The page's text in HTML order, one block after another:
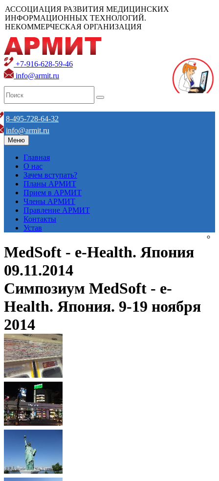
АССОЦИАЦИЯ РАЗВИТИЯ МЕДИЦИНСКИХ
ИНФОРМАЦИОННЫХ ТЕХНОЛОГИЙ.
НЕКОММЕРЧЕСКАЯ ОРГАНИЗАЦИЯ
+7-916-628-59-46
info@armit.ru
8-495-728-64-32
info@armit.ru
Меню
Главная
О нас
Зачем вступать?
Планы АРМИТ
Прием в АРМИТ
Члены АРМИТ
Правление АРМИТ
Контакты
Устав
MedSoft - e-Health. Япония
09.11.2014
Симпозиум MedSoft - e-
Health. Япония. 9-19 ноября
2014